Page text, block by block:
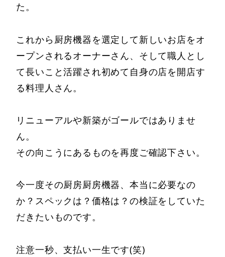
た。
これから厨房機器を選定して新しいお店をオ
ープンされるオーナーさん、そして職人とし
て長いこと活躍され初めて自身の店を開店す
る料理人さん。
リニューアルや新築がゴールではありませ
ん。
その向こうにあるものを再度ご確認下さい。
今一度その厨房厨房機器、本当に必要なの
か？スペックは？価格は？の検証をしていた
だきたいものです。
注意一秒、支払い一生です(笑)